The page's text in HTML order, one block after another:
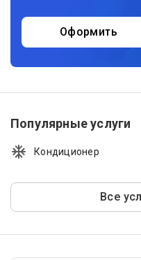
Оформить
Популярные услуги
Кондиционер
Все